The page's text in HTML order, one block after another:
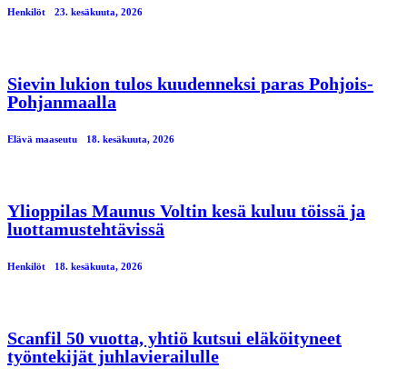
Henkilöt 23. kesäkuuta, 2026
Sievin lukion tulos kuudenneksi paras Pohjois-
Pohjanmaalla
Elävä maaseutu 18. kesäkuuta, 2026
Ylioppilas Maunus Voltin kesä kuluu töissä ja
luottamustehtävissä
Henkilöt 18. kesäkuuta, 2026
Scanfil 50 vuotta, yhtiö kutsui eläköityneet
työntekijät juhlavierailulle